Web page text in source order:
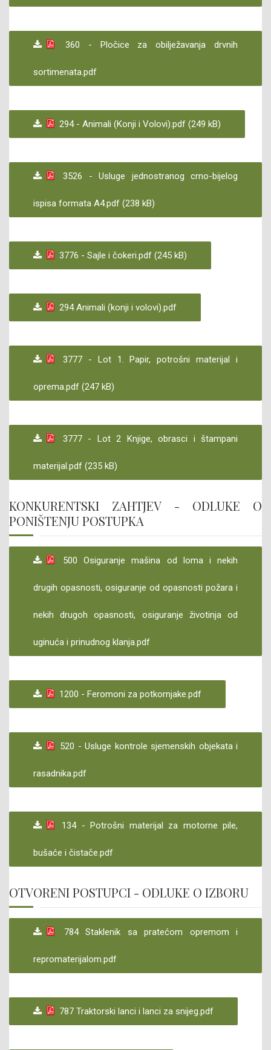
360 - Pločice za obilježavanja drvnih
sortimenata.pdf
294 - Animali (Konji i Volovi).pdf (249 kB)
3526 - Usluge jednostranog crno-bijelog
ispisa formata A4.pdf (238 kB)
3776 - Sajle i čokeri.pdf (245 kB)
294 Animali (konji i volovi).pdf
3777 - Lot 1. Papir, potrošni materijal i
oprema.pdf (247 kB)
3777 - Lot 2 Knjige, obrasci i štampani
materijal.pdf (235 kB)
KONKURENTSKI ZAHTJEV - ODLUKE O
PONIŠTENJU POSTUPKA
500 Osiguranje mašina od loma i nekih
drugih opasnosti, osiguranje od opasnosti požara i
nekih drugoh opasnosti, osiguranje životinja od
uginuća i prinudnog klanja.pdf
1200 - Feromoni za potkornjake.pdf
520 - Usluge kontrole sjemenskih objekata i
rasadnika.pdf
134 - Potrošni materijal za motorne pile,
bušaće i čistače.pdf
OTVORENI POSTUPCI - ODLUKE O IZBORU
784 Staklenik sa pratećom opremom i
repromaterijalom.pdf
787 Traktorski lanci i lanci za snijeg.pdf